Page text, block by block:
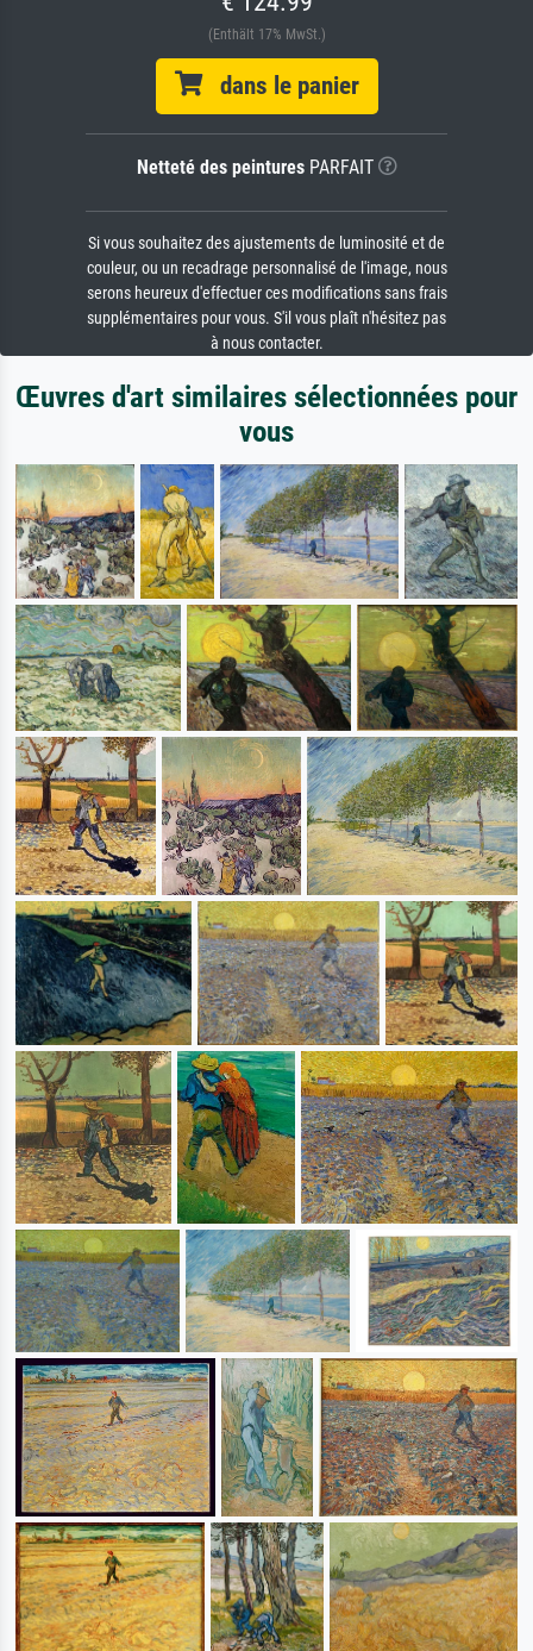
(Enthält 17% MwSt.)
dans le panier
Netteté des peinturesPARFAIT
Si vous souhaitez des ajustements de luminosité et de
couleur, ou un recadrage personnalisé de l'image, nous
serons heureux d'effectuer ces modifications sans frais
supplémentaires pour vous. S'il vous plaît n'hésitez pas
à nous contacter.
Œuvres d'art similaires sélectionnées pour
vous